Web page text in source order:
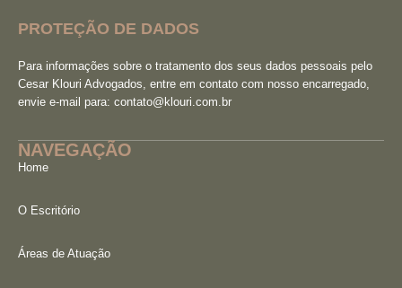
PROTEÇÃO DE DADOS
Para informações sobre o tratamento dos seus dados pessoais pelo
Cesar Klouri Advogados, entre em contato com nosso encarregado,
envie e-mail para: contato@klouri.com.br
NAVEGAÇÃO
Home
O Escritório
Áreas de Atuação